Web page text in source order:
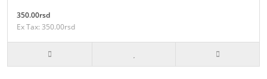
350.00rsd
Ex Tax: 350.00rsd